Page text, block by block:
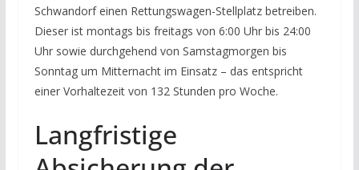
Schwandorf einen Rettungswagen-Stellplatz betreiben.
Dieser ist montags bis freitags von 6:00 Uhr bis 24:00
Uhr sowie durchgehend von Samstagmorgen bis
Sonntag um Mitternacht im Einsatz – das entspricht
einer Vorhaltezeit von 132 Stunden pro Woche.
Langfristige